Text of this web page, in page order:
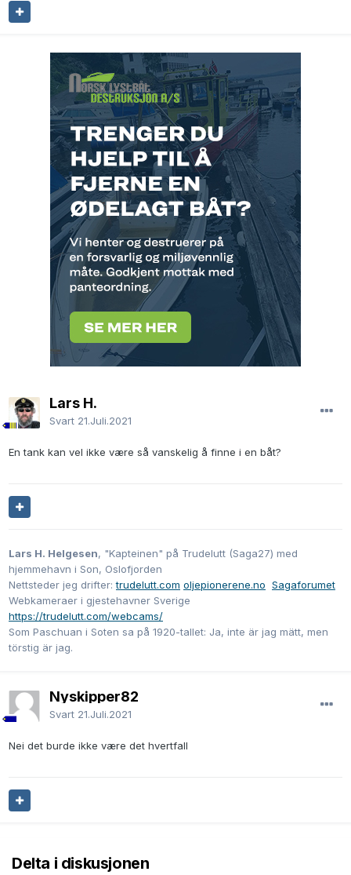
Lars H.
Svart 21.Juli.2021
En tank kan vel ikke være så vanskelig å finne i en båt?
Lars H. Helgesen, "Kapteinen" på Trudelutt (Saga27) med
hjemmehavn i Son, Oslofjorden
Nettsteder jeg drifter:trudelutt.com oljepionerene.no Sagaforumet
Webkameraer i gjestehavner Sverige
https://trudelutt.com/webcams/
Som Paschuan i Soten sa på 1920-tallet: Ja, inte är jag mätt, men
törstig är jag.
Nyskipper82
Svart 21.Juli.2021
Nei det burde ikke være det hvertfall
Delta i diskusjonen